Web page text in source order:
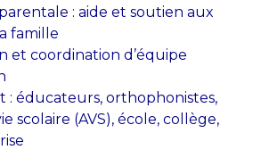
: aide et soutien aux
famille
et coordination d’équipe
: éducateurs, orthophonistes,
scolaire (AVS), école, collège,